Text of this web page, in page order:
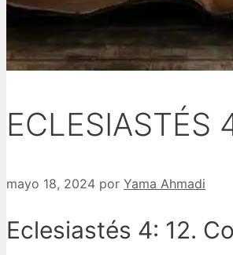
ECLESIASTÉS
mayo 18, 2024 por Yama Ahmadi
Eclesiastés 4: 12.